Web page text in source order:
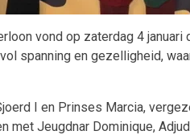
vond op zaterdag 4
spanning en gezelligheid,
I en Prinses Marcia,
Jeugdnar Dominique,